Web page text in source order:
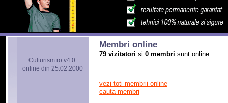
Culturism.ro v4.0.
online din 25.02.2000
Membri online
79 vizitatori si 0 membri sunt online:
vezi toti membrii online
cauta membri